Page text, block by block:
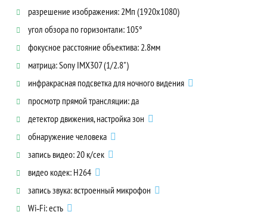
разрешение изображения: 2Мп (1920x1080)
угол обзора по горизонтали: 105°
фокусное расстояние объектива: 2.8мм
матрица: Sony IMX307 (1/2.8")
инфракрасная подсветка для ночного видения
просмотр прямой трансляции: да
детектор движения, настройка зон
обнаружение человека
запись видео: 20 к/сек
видео кодек: H264
запись звука: встроенный микрофон
Wi‑Fi: есть